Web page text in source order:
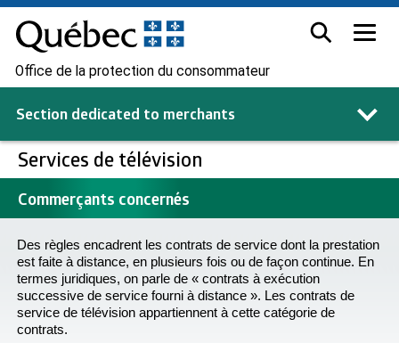
Office de la protection du consommateur
Section dedicated to merchants
Services de télévision
Commerçants concernés
Des règles encadrent les contrats de service dont la prestation
est faite à distance, en plusieurs fois ou de façon continue. En
termes juridiques, on parle de « contrats à exécution
successive de service fourni à distance ». Les contrats de
service de télévision appartiennent à cette catégorie de
contrats.